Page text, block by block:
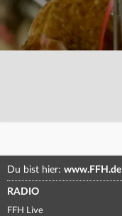
Du bist hier: www.FFH.de
RADIO
FFH Live